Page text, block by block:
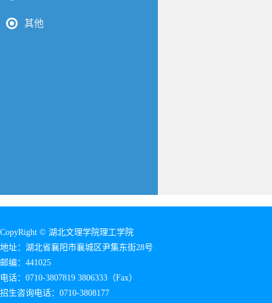
其他
CopyRight © 湖北文理学院理工学院
地址：湖北省襄阳市襄城区尹集东街28号
邮编：441025
电话：0710-3807819 3806333（Fax）
招生咨询电话：0710-3808177